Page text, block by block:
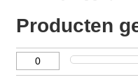
Producten